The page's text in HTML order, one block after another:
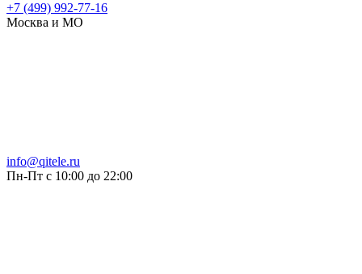
+7 (499) 992-77-16
Москва и МО
info@qitele.ru
Пн-Пт с 10:00 до 22:00